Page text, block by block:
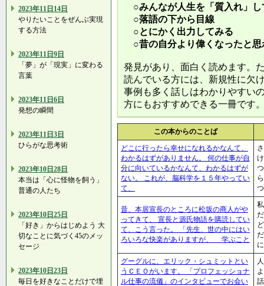
2023年11日14日
やりたいことをぜんぶ実現
する方法
2023年11日9日
「夢」が「現実」に変わる
言葉
2023年11日6日
発想の瞬間
2023年11日3日
ひらがな思考術
2023年10日28日
本当は「心に怪物を飼う」
普通の人たち
2023年10日25日
「好き」からはじめよう 大
切なことに気づく45のメッ
セージ
2023年10日23日
毎日を好きなことだけで埋
○みんなが人生を「質入れ」し
○落語の下から目線
○とにかく出力してみる
○昔の自分より偉くなったと思
発見があり、面白く読めます。
読んでいる方には、新規性に欠
事例も多く話しはわかりやすい
方にもおすすめできる一冊です
この本からのことば
どこに行ったら幸せになれるかなんて、
わかるはずがありません。 何の仕事が自
分に向いているかなんて、わかるはずが
ない。 これが、脳科学を１５年やってい
て、
昔、本居宣長のところに松坂の商人がや
ってきて、 宣長と源氏物語を購読してい
て、こう言った。 「先生、世の中にはい
ろいろな快楽がありますが、 学ぶこと
グーグルに、エリック・シュミットとい
うＣＥＯがいます。 「プロフェッショナ
ル仕事の流儀」のインタビューでお会い